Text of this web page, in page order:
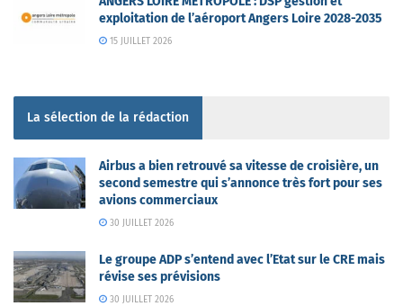
exploitation de l’aéroport Angers Loire 2028-2035
15 JUILLET 2026
La sélection de la rédaction
Airbus a bien retrouvé sa vitesse de croisière, un
second semestre qui s’annonce très fort pour ses
avions commerciaux
30 JUILLET 2026
Le groupe ADP s’entend avec l’Etat sur le CRE mais
révise ses prévisions
30 JUILLET 2026